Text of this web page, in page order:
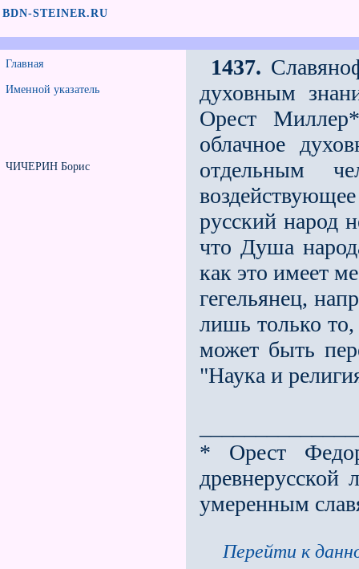
BDN-STEINER.RU
Главная
Именной указатель
ЧИЧЕРИН Борис
1437.
духовным
Орест
облачное
отдельным
русский народ
что Душа
как это имеет
гегельянец,
лишь только
может быть
"Наука и
* Орест
древнерусской
умеренным
Перейти к